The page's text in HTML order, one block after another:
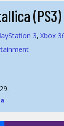
(PS3)
3 Xbox